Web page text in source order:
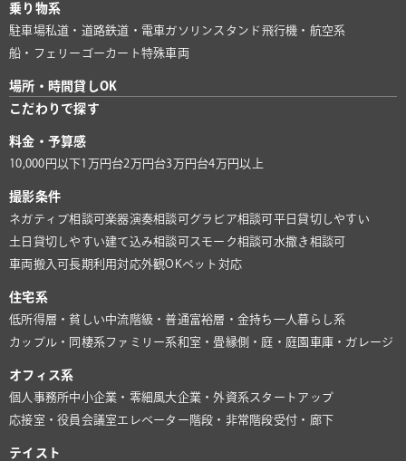
乗り物系
駐車場私道・道路鉄道・電車 ガソリンスタンド 飛行機・航空系
船・フェリー ゴーカート特殊車両
場所・時間貸しOK
こだわりで探す
料金・予算感
10,000円以下1万円台2万円台3万円台4万円以上
撮影条件
ネガティブ相談可楽器演奏相談可 グラビア相談可 平日貸切しやすい
土日貸切しやすい建て込み相談可 スモーク相談可 水撒き相談可
車両搬入可長期利用対応外観OKペット対応
住宅系
低所得層・貧しい中流階級・普通富裕層・金持ち 一人暮らし系
カップル・同棲系ファミリー系和室・畳縁側・庭・庭園 車庫・ガレージ
オフィス系
個人事務所中小企業・零細風大企業・外資系スタートアップ
応接室・役員会議室 エレベーター 階段・非常階段受付・廊下
テイスト